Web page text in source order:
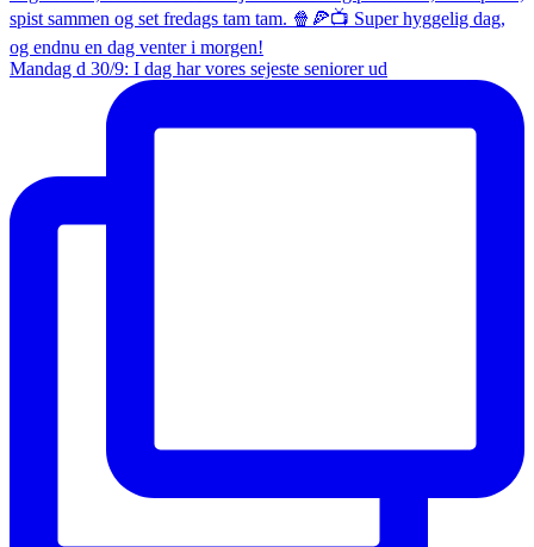
Mandag d 30/9: I dag har vores sejeste seniorer ud